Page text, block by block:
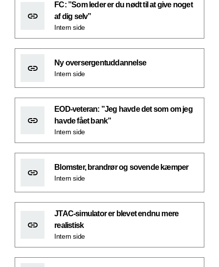
FC: ”Som leder er du nødt til at give noget
af dig selv”
Intern side
Ny oversergentuddannelse
Intern side
EOD-veteran: ”Jeg havde det som om jeg
havde fået bank”
Intern side
Blomster, brandrør og sovende kæmper
Intern side
JTAC-simulator er blevet endnu mere
realistisk
Intern side